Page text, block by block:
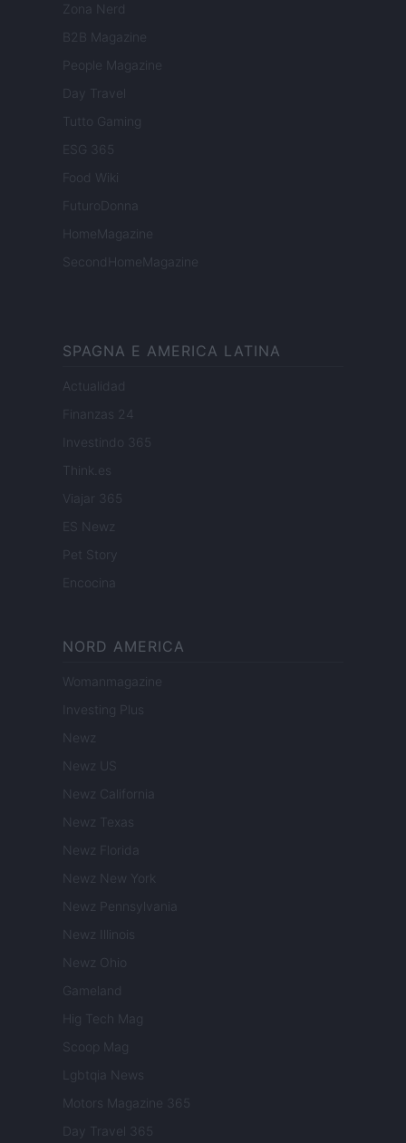
Zona Nerd
B2B Magazine
People Magazine
Day Travel
Tutto Gaming
ESG 365
Food Wiki
FuturoDonna
HomeMagazine
SecondHomeMagazine
SPAGNA E AMERICA LATINA
Actualidad
Finanzas 24
Investindo 365
Think.es
Viajar 365
ES Newz
Pet Story
Encocina
NORD AMERICA
Womanmagazine
Investing Plus
Newz
Newz US
Newz California
Newz Texas
Newz Florida
Newz New York
Newz Pennsylvania
Newz Illinois
Newz Ohio
Gameland
Hig Tech Mag
Scoop Mag
Lgbtqia News
Motors Magazine 365
Day Travel 365